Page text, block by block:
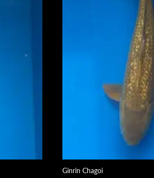
Ginrin Chagoi